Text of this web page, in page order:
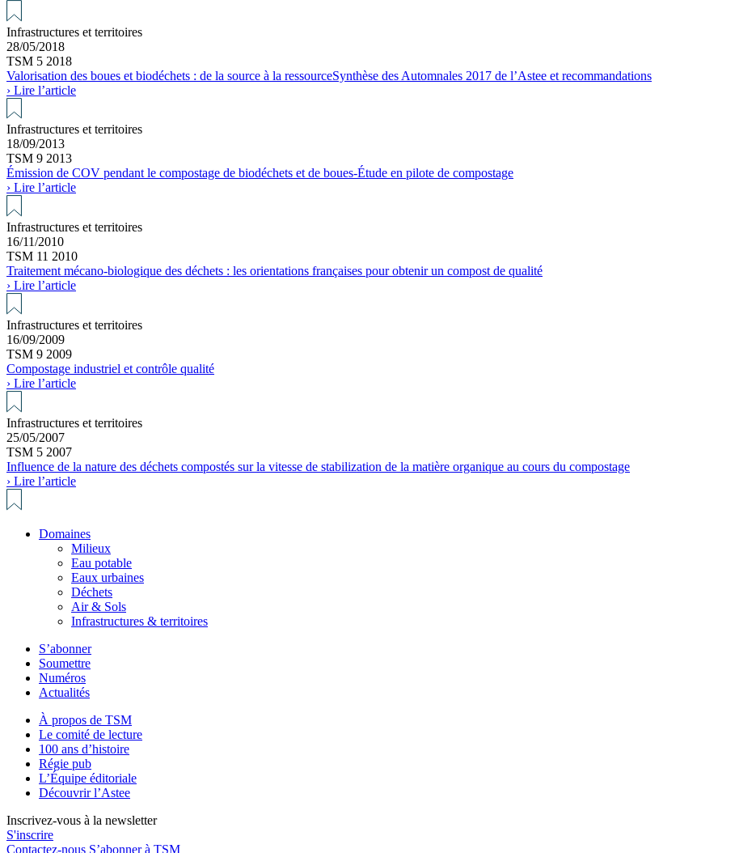
Infrastructures et territoires
28/05/2018
TSM 5 2018
Valorisation des boues et biodéchets : de la source à la ressourceSynthèse des Automnales 2017 de l’Astee et recommandations
› Lire l’article
Infrastructures et territoires
18/09/2013
TSM 9 2013
Émission de COV pendant le compostage de biodéchets et de boues-Étude en pilote de compostage
› Lire l’article
Infrastructures et territoires
16/11/2010
TSM 11 2010
Traitement mécano-biologique des déchets : les orientations françaises pour obtenir un compost de qualité
› Lire l’article
Infrastructures et territoires
16/09/2009
TSM 9 2009
Compostage industriel et contrôle qualité
› Lire l’article
Infrastructures et territoires
25/05/2007
TSM 5 2007
Influence de la nature des déchets compostés sur la vitesse de stabilization de la matière organique au cours du compostage
› Lire l’article
Domaines
Milieux
Eau potable
Eaux urbaines
Déchets
Air & Sols
Infrastructures & territoires
S’abonner
Soumettre
Numéros
Actualités
À propos de TSM
Le comité de lecture
100 ans d’histoire
Régie pub
L’Équipe éditoriale
Découvrir l’Astee
Inscrivez-vous à la newsletter
S'inscrire
Contactez-nous S’abonner à TSM